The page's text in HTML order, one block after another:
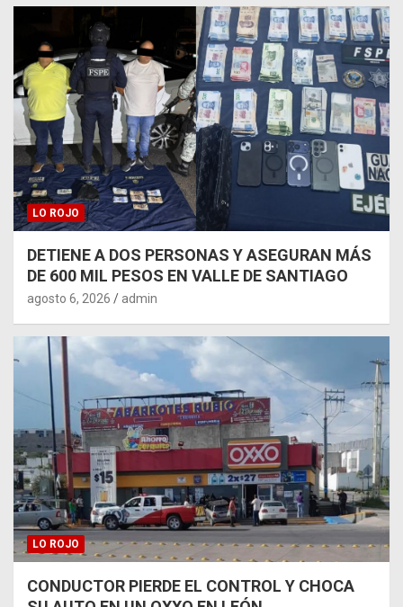
LO ROJO
DETIENE A DOS PERSONAS Y ASEGURAN MÁS
DE 600 MIL PESOS EN VALLE DE SANTIAGO
agosto 6, 2026 admin
LO ROJO
CONDUCTOR PIERDE EL CONTROL Y CHOCA